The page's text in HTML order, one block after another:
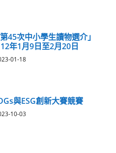
45次中小學生讀物選介」
年1月9日至2月20日
01-18
與ESG創新大賽競賽
10-03